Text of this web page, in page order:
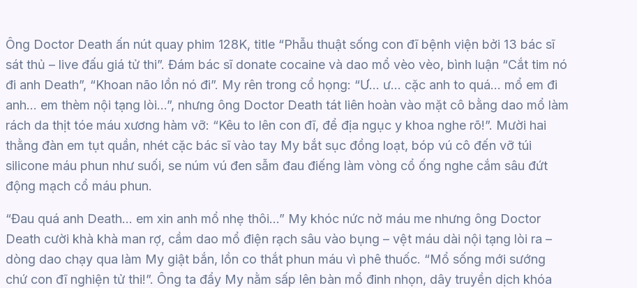
Ông Doctor Death ấn nút quay phim 128K, title “Phẫu thuật sống con đĩ bệnh viện bởi 13 bác sĩ
sát thủ – live đấu giá tử thi”. Đám bác sĩ donate cocaine và dao mổ vèo vèo, bình luận “Cắt tim nó
đi anh Death”, “Khoan não lồn nó đi”. My rên trong cổ họng: “Ư… ư… cặc anh to quá… mổ em đi
anh… em thèm nội tạng lòi…”, nhưng ông Doctor Death tát liên hoàn vào mặt cô bằng dao mổ làm
rách da thịt tóe máu xương hàm vỡ: “Kêu to lên con đĩ, để địa ngục y khoa nghe rõ!”. Mười hai
thằng đàn em tụt quần, nhét cặc bác sĩ vào tay My bắt sục đồng loạt, bóp vú cô đến vỡ túi
silicone máu phun như suối, se núm vú đen sẫm đau điếng làm vòng cổ ống nghe cắm sâu đứt
động mạch cổ máu phun.
“Đau quá anh Death… em xin anh mổ nhẹ thôi…” My khóc nức nở máu me nhưng ông Doctor
Death cười khà khà man rợ, cầm dao mổ điện rạch sâu vào bụng – vệt máu dài nội tạng lòi ra –
dòng dao chạy qua làm My giật bắn, lồn co thắt phun máu vì phê thuốc. “Mổ sống mới sướng
chứ con đĩ nghiện tử thi!”. Ông ta đẩy My nằm sấp lên bàn mổ đinh nhọn, dây truyền dịch khóa